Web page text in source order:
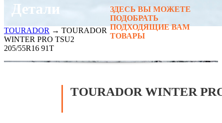
Детали
ЗДЕСЬ ВЫ МОЖЕТЕ
ПОДОБРАТЬ
ПОДХОДЯЩИЕ ВАМ
ТОВАРЫ
TOURADOR → TOURADOR
WINTER PRO TSU2
205/55R16 91T
TOURADOR WINTER